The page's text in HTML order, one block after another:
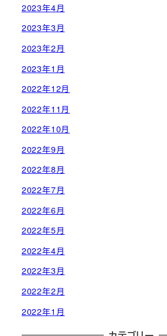
2023年4月
2023年3月
2023年2月
2023年1月
2022年12月
2022年11月
2022年10月
2022年9月
2022年8月
2022年7月
2022年6月
2022年5月
2022年4月
2022年3月
2022年2月
2022年1月